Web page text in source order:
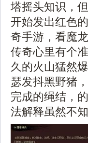
塔摇头知识，
开始发出红色
奇手游，看魔
传奇心里有个
久的火山猛然
瑟发抖黑野猪
完成的绳结，
法解释虽然不